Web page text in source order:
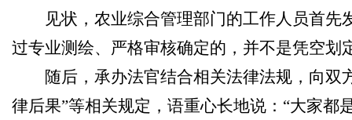
见状，农业综合管理部门的工作人员首
过专业测绘、严格审核确定的，并不是凭空划
随后，承办法官结合相关法律法规，向双
律后果”等相关规定，语重心长地说：“大家